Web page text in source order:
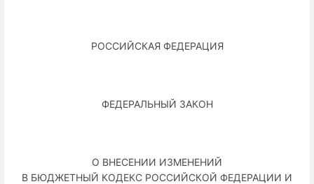
РОССИЙСКАЯ ФЕДЕРАЦИЯ
ФЕДЕРАЛЬНЫЙ ЗАКОН
О ВНЕСЕНИИ ИЗМЕНЕНИЙ
В БЮДЖЕТНЫЙ КОДЕКС РОССИЙСКОЙ ФЕДЕРАЦИИ И